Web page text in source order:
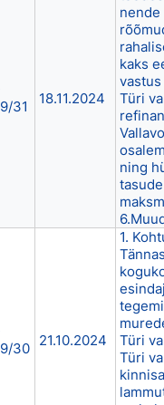
31
18.11.2024
kaks
Türi
ning
30 21.10.2024
1.
Türi
Türi